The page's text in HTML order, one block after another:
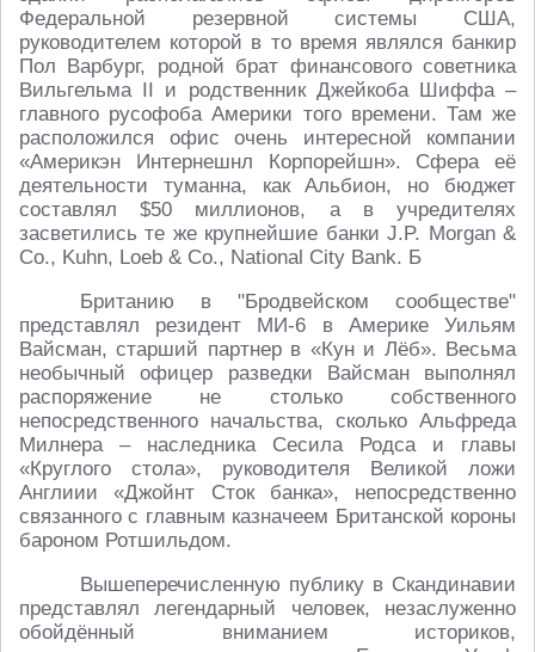
Федеральной резервной системы США,
руководителем которой в то время являлся банкир
Пол Варбург, родной брат финансового советника
Вильгельма II и родственник Джейкоба Шиффа –
главного русофоба Америки того времени. Там же
расположился офис очень интересной компании
«Америкэн Интернешнл Корпорейшн». Сфера её
деятельности туманна, как Альбион, но бюджет
составлял $50 миллионов, а в учредителях
засветились те же крупнейшие банки J.P. Morgan &
Co., Kuhn, Loeb & Co., National City Bank. Б
Британию в "Бродвейском сообществе"
представлял резидент МИ-6 в Америке Уильям
Вайсман, старший партнер в «Кун и Лёб». Весьма
необычный офицер разведки Вайсман выполнял
распоряжение не столько собственного
непосредственного начальства, сколько Альфреда
Милнера – наследника Сесила Родса и главы
«Круглого стола», руководителя Великой ложи
Англиии «Джойнт Сток банка», непосредственно
связанного с главным казначеем Британской короны
бароном Ротшильдом.
Вышеперечисленную публику в Скандинавии
представлял легендарный человек, незаслуженно
обойдённый вниманием историков,